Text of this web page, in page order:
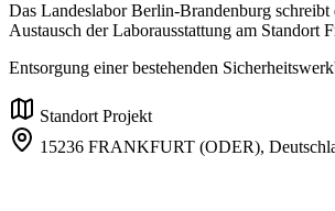
Das Landeslabor Berlin-Brandenburg
Austausch der Laborausstattung am Standort
Entsorgung einer bestehenden
Standort Projekt
15236 FRANKFURT (ODER),